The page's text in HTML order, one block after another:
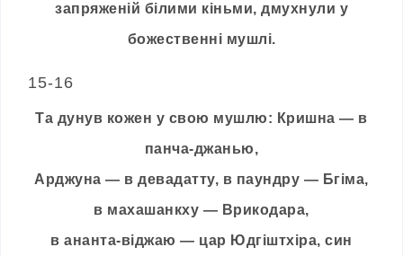
запряженій білими кіньми, дмухнули у
божественні мушлі.
15-16
Та дунув кожен у свою мушлю: Кришна — в
панча-джанью,
Арджуна — в девадатту, в паундру — Бгіма,
в махашанкху — Врикодара,
в ананта-віджаю — цар Юдгіштхіра, син